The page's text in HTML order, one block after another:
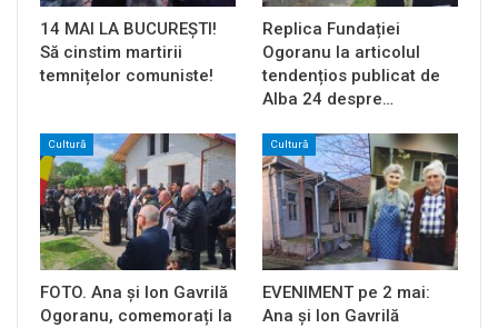
14 MAI LA BUCUREȘTI!
Să cinstim martirii
temnițelor comuniste!
Replica Fundației
Ogoranu la articolul
tendențios publicat de
Alba 24 despre…
Cultură
FOTO. Ana și Ion Gavrilă
Ogoranu, comemorați la
Cultură
EVENIMENT pe 2 mai:
Ana și Ion Gavrilă